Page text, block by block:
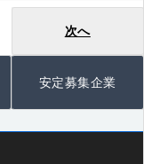
次へ
安定募集企業